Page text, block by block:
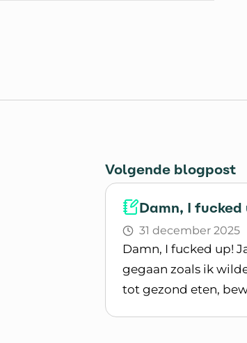
Volgende blogpost
Damn, I fucked
31 december 2025
Damn, I fucked up!
gegaan zoals ik
tot gezond eten,